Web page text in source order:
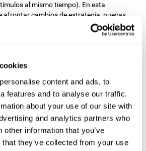
content and ads, to
features and to analyse our traffic.
about your use of our site with
and analytics partners who
other information that you’ve
they’ve collected from your use
al mismo tiempo). En esta
afrontar cambios de estrategia, nuevas
la capacidad de monitorización y la
que atender al tamaño de la forma e
Después, habrá que atender bloque que
más alta.
INH-REST: En esta tarea, irán
de colores en la pantalla. Hay que dar
posible cuando el nombre del color
en que está escrita la palabra. Si no
que dar respuesta alguna.